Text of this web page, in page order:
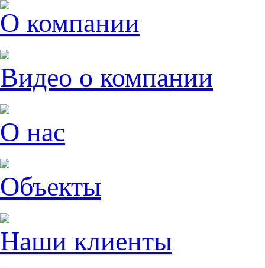
О компании
Видео о компании
О нас
Объекты
Наши клиенты